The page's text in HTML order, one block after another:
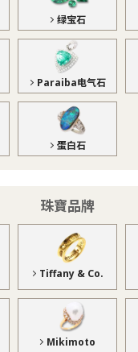
绿宝石
Paraiba电气石
蛋白石
珠寶品牌
Tiffany & Co.
Mikimoto